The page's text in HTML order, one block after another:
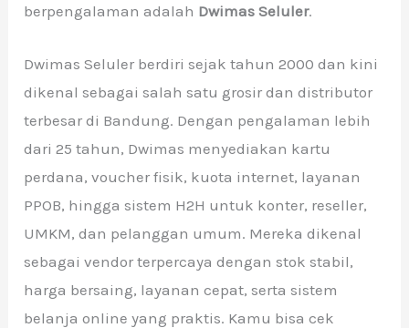
berpengalaman adalah Dwimas Seluler.
Dwimas Seluler berdiri sejak tahun 2000 dan kini
dikenal sebagai salah satu grosir dan distributor
terbesar di Bandung. Dengan pengalaman lebih
dari 25 tahun, Dwimas menyediakan kartu
perdana, voucher fisik, kuota internet, layanan
PPOB, hingga sistem H2H untuk konter, reseller,
UMKM, dan pelanggan umum. Mereka dikenal
sebagai vendor terpercaya dengan stok stabil,
harga bersaing, layanan cepat, serta sistem
belanja online yang praktis. Kamu bisa cek